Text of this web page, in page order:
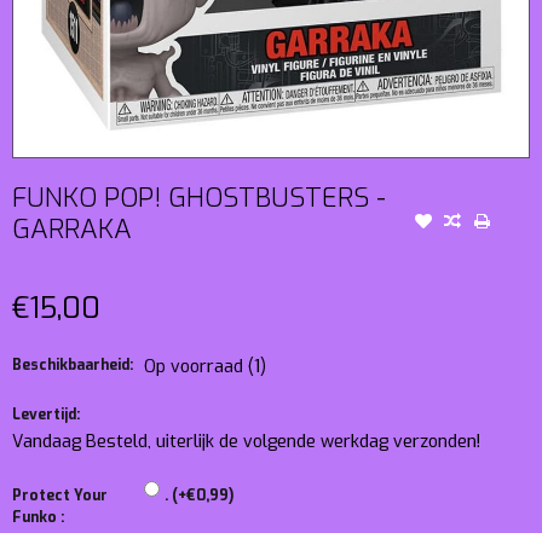
FUNKO POP! GHOSTBUSTERS -
GARRAKA
€15,00
Beschikbaarheid: Op voorraad (1)
Levertijd:
Vandaag Besteld, uiterlijk de volgende werkdag verzonden!
Protect Your
Funko :
. (+€0,99)